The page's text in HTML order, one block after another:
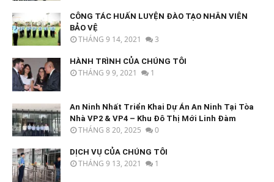
CÔNG TÁC HUẤN LUYỆN ĐÀO TẠO NHÂN VIÊN
BẢO VỆ
THÁNG 9 14, 2021 3
HÀNH TRÌNH CỦA CHÚNG TÔI
THÁNG 9 9, 2021 1
An Ninh Nhất Triển Khai Dự Án An Ninh Tại Tòa
Nhà VP2 & VP4 – Khu Đô Thị Mới Linh Đàm
THÁNG 8 20, 2025 0
DỊCH VỤ CỦA CHÚNG TÔI
THÁNG 9 13, 2021 1